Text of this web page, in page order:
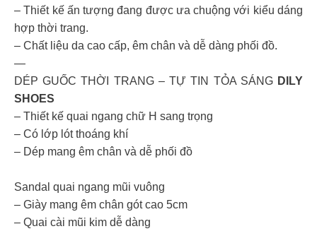
– Thiết kế ấn tượng đang được ưa chuộng với kiểu dáng
hợp thời trang.
– Chất liệu da cao cấp, êm chân và dễ dàng phối đồ.
—
DÉP GUỐC THỜI TRANG – TỰ TIN TỎA SÁNG DILY
SHOES
– Thiết kế quai ngang chữ H sang trọng
– Có lớp lót thoáng khí
– Dép mang êm chân và dễ phối đồ
Sandal quai ngang mũi vuông
– Giày mang êm chân gót cao 5cm
– Quai cài mũi kim dễ dàng